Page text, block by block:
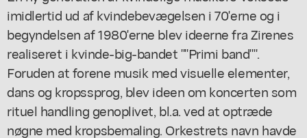
imidlertid ud af kvindebevægelsen i 70'erne og i
begyndelsen af 1980'erne blev ideerne fra Zirenes
realiseret i kvinde-big-bandet ""Primi band"".
Foruden at forene musik med visuelle elementer,
dans og kropssprog, blev ideen om koncerten som
rituel handling genoplivet, bl.a. ved at optræde
nøgne med kropsbemaling. Orkestrets navn havde